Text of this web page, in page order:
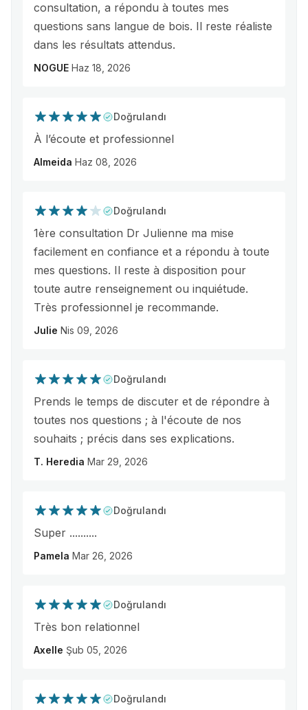
consultation, a répondu à toutes mes
questions sans langue de bois. Il reste réaliste
dans les résultats attendus.
NOGUE Haz 18, 2026
Doğrulandı
À l’écoute et professionnel
Almeida Haz 08, 2026
Doğrulandı
1ère consultation Dr Julienne ma mise
facilement en confiance et a répondu à toute
mes questions. Il reste à disposition pour
toute autre renseignement ou inquiétude.
Très professionnel je recommande.
Julie Nis 09, 2026
Doğrulandı
Prends le temps de discuter et de répondre à
toutes nos questions ; à l'écoute de nos
souhaits ; précis dans ses explications.
T. Heredia Mar 29, 2026
Doğrulandı
Super ..........
Pamela Mar 26, 2026
Doğrulandı
Très bon relationnel
Axelle Şub 05, 2026
Doğrulandı